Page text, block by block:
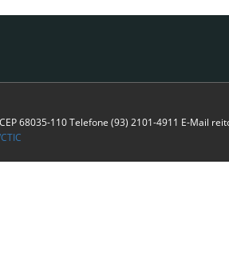
68035-110 Telefone (93) 2101-4911 E-Mail